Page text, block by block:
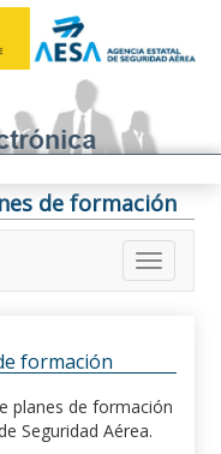
de formación
formación
planes de formación
Seguridad Aérea.